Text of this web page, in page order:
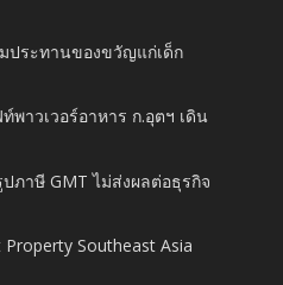
ประทานของขวัญแก่เด็ก
พาวเวอร์อาหาร ก.อุตฯ เดิน
ภาษี GMT ไม่ส่งผลต่อธุรกิจ
Southeast Asia